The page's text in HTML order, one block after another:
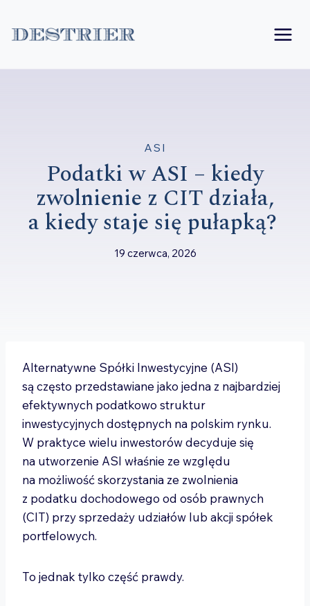
do
ASI
Podatki w ASI – kiedy
zwolnienie z CIT działa,
a kiedy staje się pułapką?
19 czerwca, 2026
Alternatywne Spółki Inwestycyjne (ASI)
są często przedstawiane jako jedna z najbardziej
efektywnych podatkowo struktur
inwestycyjnych dostępnych na polskim rynku.
W praktyce wielu inwestorów decyduje się
na utworzenie ASI właśnie ze względu
na możliwość skorzystania ze zwolnienia
z podatku dochodowego od osób prawnych
(CIT) przy sprzedaży udziałów lub akcji spółek
portfelowych.
To jednak tylko część prawdy.